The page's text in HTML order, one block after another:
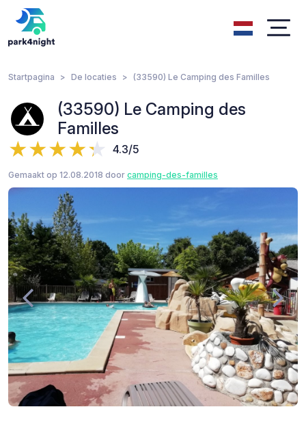
Startpagina De locaties (33590) Le Camping des Familles
(33590) Le Camping des
Familles
4.3/5
Gemaakt op 12.08.2018 door camping-des-familles